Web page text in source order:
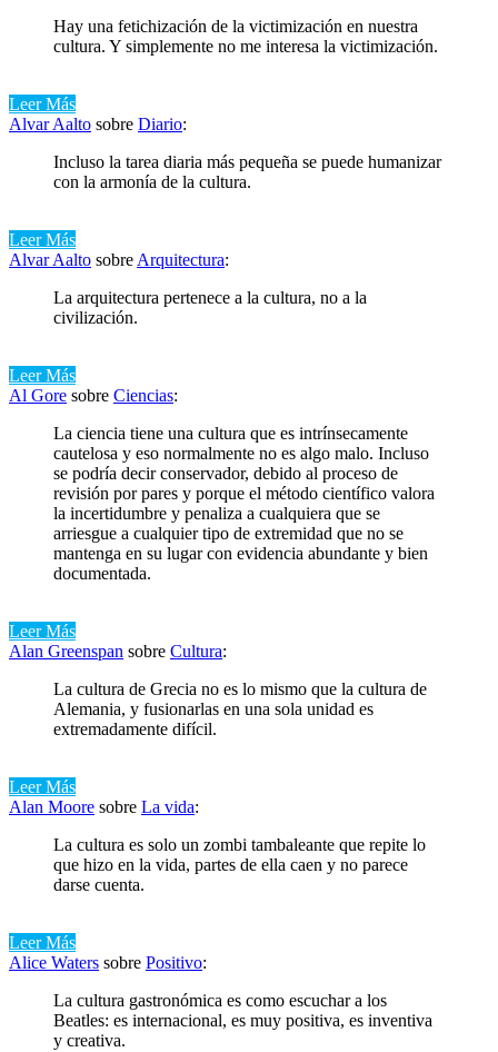
Hay una fetichización de la victimización en nuestra
cultura. Y simplemente no me interesa la victimización.
Leer Más
Alvar Aalto sobre Diario:
Incluso la tarea diaria más pequeña se puede humanizar
con la armonía de la cultura.
Leer Más
Alvar Aalto sobre Arquitectura:
La arquitectura pertenece a la cultura, no a la
civilización.
Leer Más
Al Gore sobre Ciencias:
La ciencia tiene una cultura que es intrínsecamente
cautelosa y eso normalmente no es algo malo. Incluso
se podría decir conservador, debido al proceso de
revisión por pares y porque el método científico valora
la incertidumbre y penaliza a cualquiera que se
arriesgue a cualquier tipo de extremidad que no se
mantenga en su lugar con evidencia abundante y bien
documentada.
Leer Más
Alan Greenspan sobre Cultura:
La cultura de Grecia no es lo mismo que la cultura de
Alemania, y fusionarlas en una sola unidad es
extremadamente difícil.
Leer Más
Alan Moore sobre La vida:
La cultura es solo un zombi tambaleante que repite lo
que hizo en la vida, partes de ella caen y no parece
darse cuenta.
Leer Más
Alice Waters sobre Positivo:
La cultura gastronómica es como escuchar a los
Beatles: es internacional, es muy positiva, es inventiva
y creativa.